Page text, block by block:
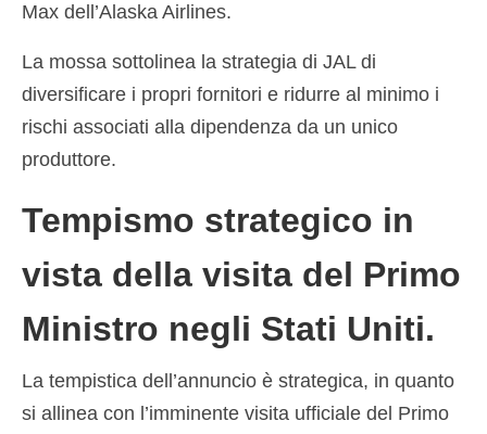
Max dell’Alaska Airlines.
La mossa sottolinea la strategia di JAL di
diversificare i propri fornitori e ridurre al minimo i
rischi associati alla dipendenza da un unico
produttore.
Tempismo strategico in
vista della visita del Primo
Ministro negli Stati Uniti.
La tempistica dell’annuncio è strategica, in quanto
si allinea con l’imminente visita ufficiale del Primo